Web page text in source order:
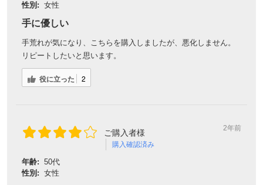
性別: 女性
手に優しい
手荒れが気になり、こちらを購入しましたが、悪化しません。
リピートしたいと思います。
役に立った 2
ご購入者様
購入確認済み
2年前
年齢: 50代
性別: 女性